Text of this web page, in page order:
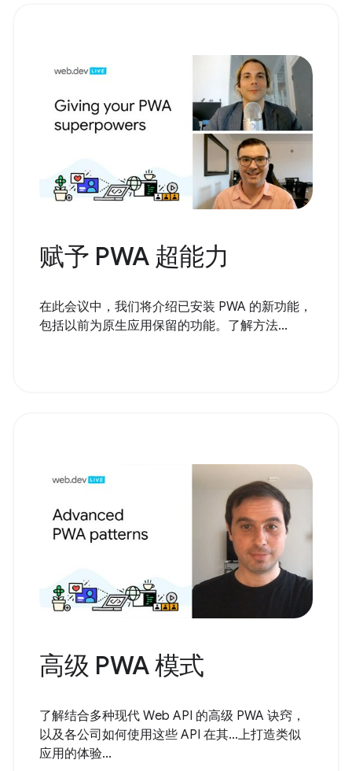
赋予 PWA 超能力
在此会议中，我们将介绍已安装 PWA 的新功能，
包括以前为原生应用保留的功能。了解方法...
高级 PWA 模式
了解结合多种现代 Web API 的高级 PWA 诀窍，
以及各公司如何使用这些 API 在其...上打造类似
应用的体验...